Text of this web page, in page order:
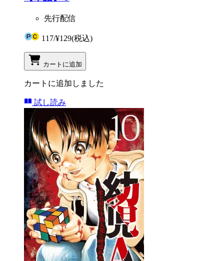
先行配信
117/¥129(税込)
カートに追加
カートに追加しました
試し読み